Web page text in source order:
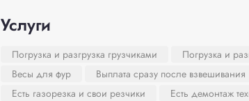
Услуги
Погрузка и разгрузка грузчиками Погрузка и
Весы для фур
Выплата сразу после взвешивания
Есть газорезка и свои резчики
Есть демонтаж